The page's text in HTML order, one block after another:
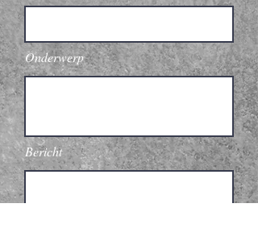
Onderwerp
Bericht